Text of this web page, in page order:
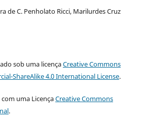
de C. Penholato Ricci, Marilurdes Cruz
sob uma licençaCreative Commons
ShareAlike 4.0 International License.
uma LicençaCreative Commons
.